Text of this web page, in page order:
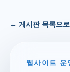
← 게시판 목록으로
웹사이트 운